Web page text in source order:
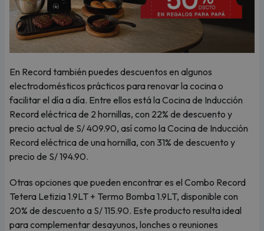
En Record también puedes descuentos en algunos
electrodomésticos prácticos para renovar la cocina o
facilitar el día a día. Entre ellos está la Cocina de Inducción
Record eléctrica de 2 hornillas, con 22% de descuento y
precio actual de S/ 409.90, así como la Cocina de Inducción
Record eléctrica de una hornilla, con 31% de descuento y
precio de S/ 194.90.
Otras opciones que pueden encontrar es el Combo Record
Tetera Letizia 1.9LT + Termo Bomba 1.9LT, disponible con
20% de descuento a S/ 115.90. Este producto resulta ideal
para complementar desayunos, lonches o reuniones